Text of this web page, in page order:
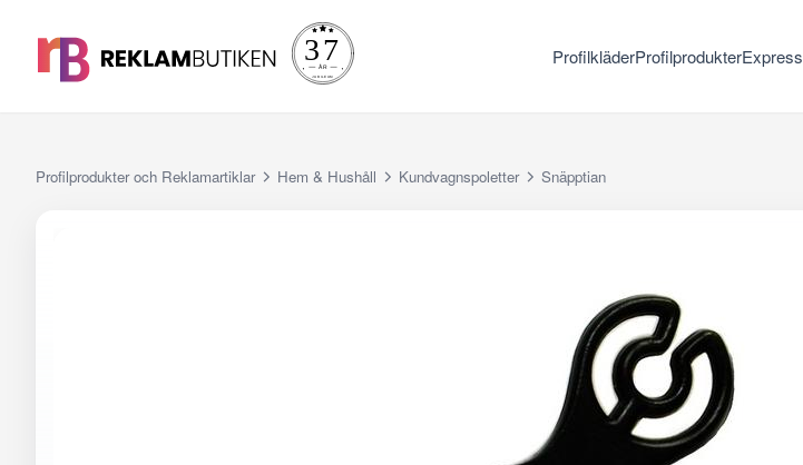
ProfilkläderProfilprodukterExpress
Profilprodukter och Reklamartiklar Hem & Hushåll Kundvagnspoletter Snäpptian